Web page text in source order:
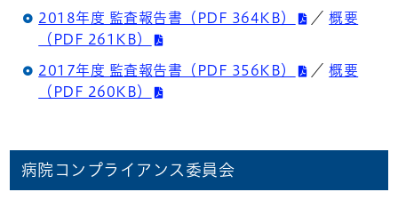
2018年度 監査報告書（PDF 364KB） ／概要
（PDF 261KB）
2017年度 監査報告書（PDF 356KB） ／概要
（PDF 260KB）
病院コンプライアンス委員会